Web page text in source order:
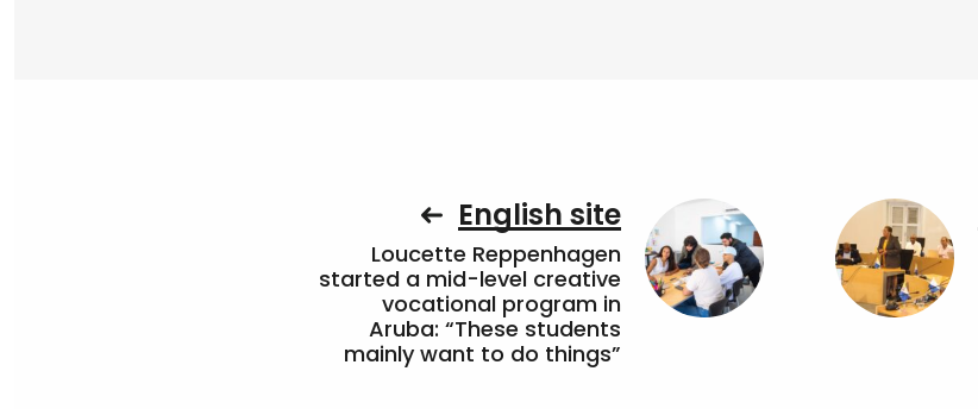
English site
Loucette Reppenhagen
started a mid-level creative
vocational program in
Aruba: “These students
mainly want to do things”